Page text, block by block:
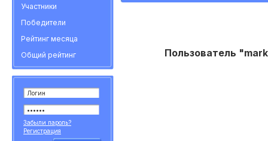
Участники
Победители
Рейтинг месяца
Общий рейтинг
Забыли пароль?
Регистрация
Пользователь